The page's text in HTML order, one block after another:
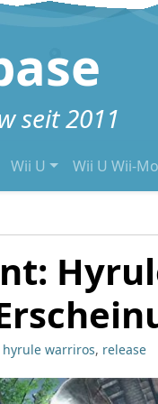
seit 2011
Wii U Wii U Wii-
hyrule warriros, release